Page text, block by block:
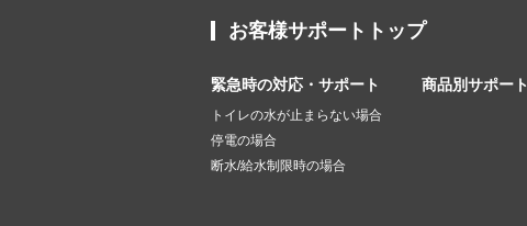
お客様サポートトップ
緊急時の対応・サポート
トイレの水が止まらない場合
停電の場合
断水/給水制限時の場合
商品別サポート